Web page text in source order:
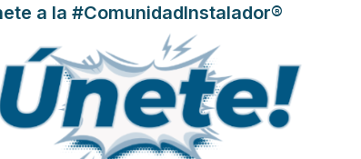
mientras se desarrollan futuras normas armonizadas
de divulgación y apoyo para ayudar a las empresas del sector a
relacionados con la digitalización y la ciberseguridad
a la #ComunidadInstalador®